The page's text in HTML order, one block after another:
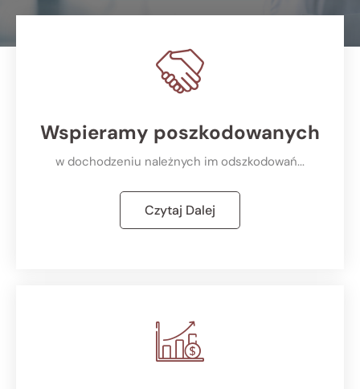
Wspieramy poszkodowanych
w dochodzeniu należnych im odszkodowań...
Czytaj Dalej